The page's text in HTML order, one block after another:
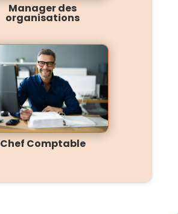
Manager des
organisations
Chef Comptable